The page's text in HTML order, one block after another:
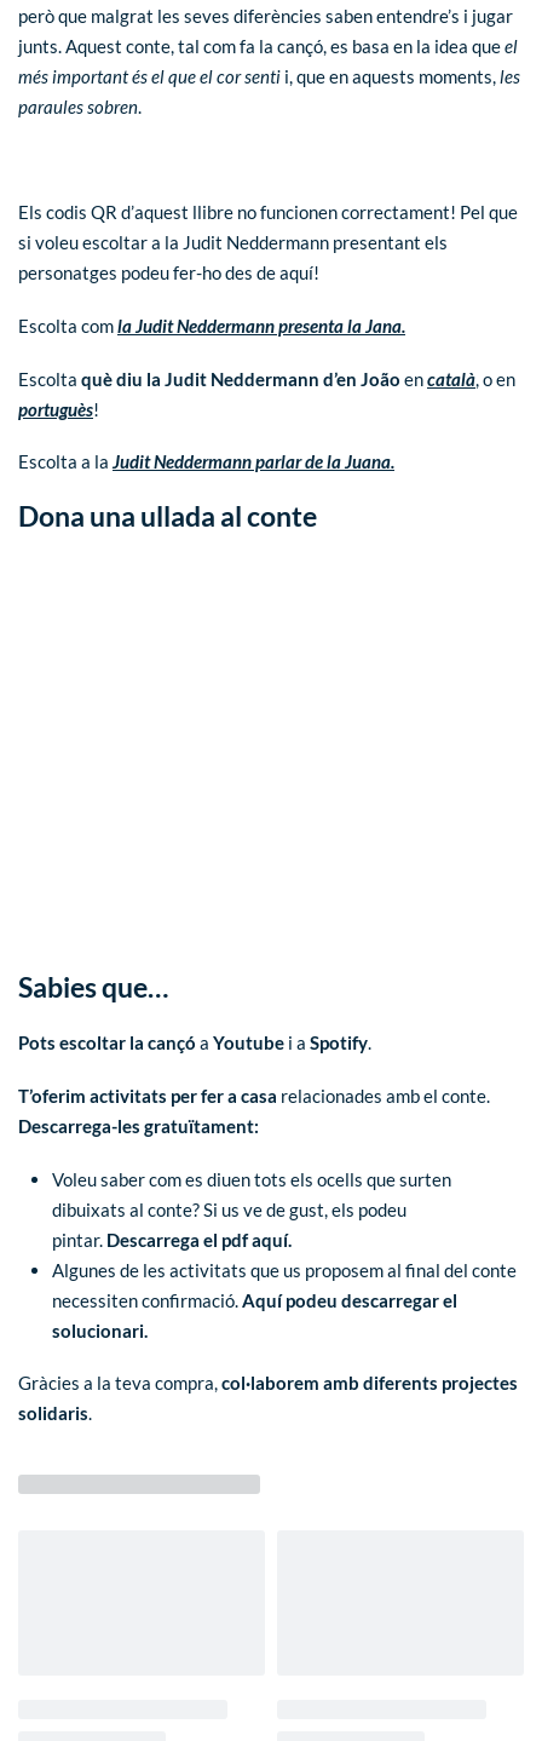
però que malgrat les seves diferències saben entendre’s i jugar
junts. Aquest conte, tal com fa la cançó, es basa en la idea queel
més important és el que el cor senti i, que en aquests moments,les
paraules sobren.
Els codis QR d’aquest llibre no funcionen correctament! Pel que
si voleu escoltar a la Judit Neddermann presentant els
personatges podeu fer-ho des de aquí!
Escolta comla Judit Neddermann presenta la Jana.
Escolta què diu la Judit Neddermann d’en João encatalà, o en
portuguès!
Escolta a la Judit Neddermann parlar de la Juana.
Dona una ullada al conte
Sabies que…
Pots escoltar la cançó a Youtube i a Spotify.
T’oferim activitats per fer a casa relacionades amb el conte.
Descarrega-les gratuïtament:
Voleu saber com es diuen tots els ocells que surten
dibuixats al conte? Si us ve de gust, els podeu
pintar. Descarrega el pdf aquí.
Algunes de les activitats que us proposem al final del conte
necessiten confirmació.Aquí podeu descarregar el
solucionari.
Gràcies a la teva compra,col·laborem amb diferents projectes
solidaris.